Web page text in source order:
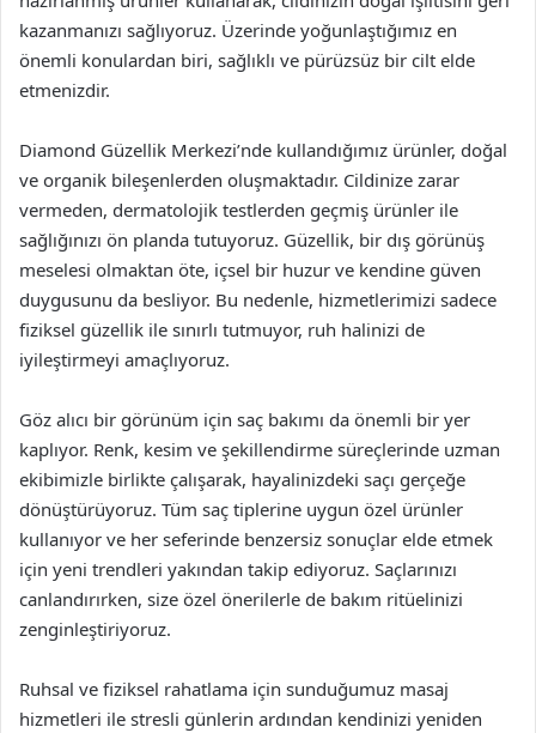
kazanmanızı sağlıyoruz. Üzerinde yoğunlaştığımız en
önemli konulardan biri, sağlıklı ve pürüzsüz bir cilt elde
etmenizdir.
Diamond Güzellik Merkezi’nde kullandığımız ürünler, doğal
ve organik bileşenlerden oluşmaktadır. Cildinize zarar
vermeden, dermatolojik testlerden geçmiş ürünler ile
sağlığınızı ön planda tutuyoruz. Güzellik, bir dış görünüş
meselesi olmaktan öte, içsel bir huzur ve kendine güven
duygusunu da besliyor. Bu nedenle, hizmetlerimizi sadece
fiziksel güzellik ile sınırlı tutmuyor, ruh halinizi de
iyileştirmeyi amaçlıyoruz.
Göz alıcı bir görünüm için saç bakımı da önemli bir yer
kaplıyor. Renk, kesim ve şekillendirme süreçlerinde uzman
ekibimizle birlikte çalışarak, hayalinizdeki saçı gerçeğe
dönüştürüyoruz. Tüm saç tiplerine uygun özel ürünler
kullanıyor ve her seferinde benzersiz sonuçlar elde etmek
için yeni trendleri yakından takip ediyoruz. Saçlarınızı
canlandırırken, size özel önerilerle de bakım ritüelinizi
zenginleştiriyoruz.
Ruhsal ve fiziksel rahatlama için sunduğumuz masaj
hizmetleri ile stresli günlerin ardından kendinizi yeniden